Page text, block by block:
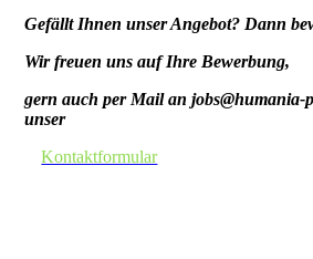
Gefällt Ihnen unser Angebot? Dann
Wir freuen uns auf Ihre Bewerbung,
gern auch per Mail an jobs@humania-
unser
Kontaktformular